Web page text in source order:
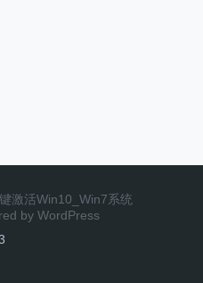
激活Win10_Win7系统
by WordPress